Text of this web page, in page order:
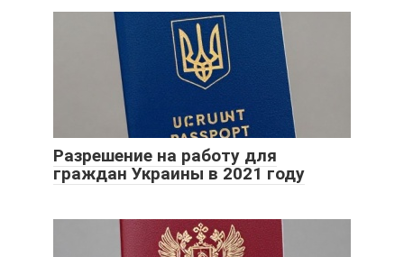
Разрешение на работу для
граждан Украины в 2021 году